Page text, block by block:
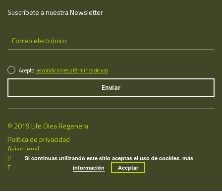
Suscríbete a nuestra Newsletter
Aceptolas condiciones y términos de uso
© 2019 Life Olea Regenera
Política de privacidad
Aviso legal
Política de cookies
Fecha de última actualización: 08/08/2026
Si continuas utilizando este sitio aceptas el uso de cookies.más
información
Aceptar